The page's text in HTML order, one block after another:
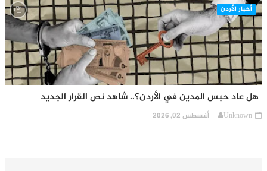
أخبار الأردن
هل عاد حبس المدين في الأردن؟.. شاهد نص القرار الجديد
Unknown أغسطس 02, 2026